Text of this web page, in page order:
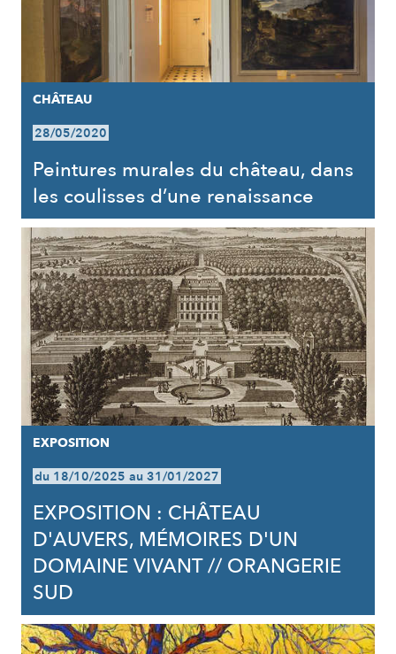
CHÂTEAU
28/05/2020
Peintures murales du château, dans
les coulisses d’une renaissance
EXPOSITION
du 18/10/2025 au 31/01/2027
EXPOSITION : CHÂTEAU
D'AUVERS, MÉMOIRES D'UN
DOMAINE VIVANT // ORANGERIE
SUD